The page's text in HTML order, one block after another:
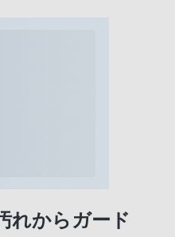
れからガード